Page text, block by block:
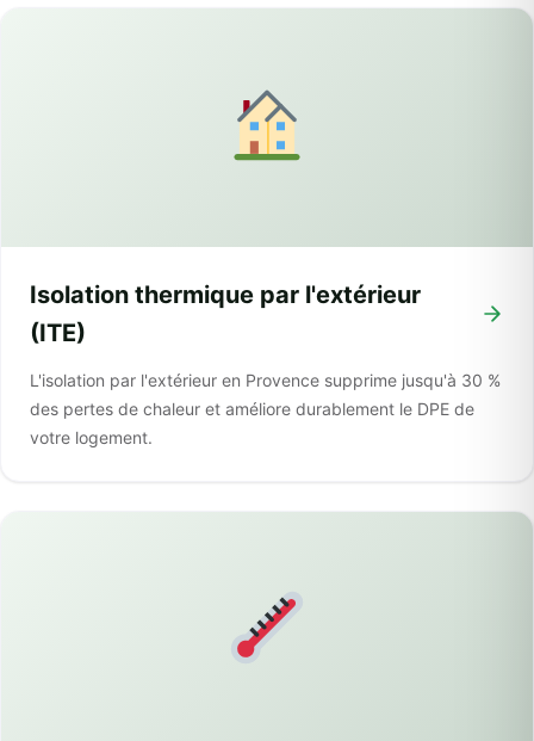
Isolation thermique par l'extérieur
(ITE)
L'isolation par l'extérieur en Provence supprime jusqu'à 30 %
des pertes de chaleur et améliore durablement le DPE de
votre logement.